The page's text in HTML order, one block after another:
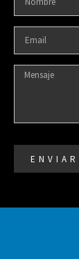
ENVIAR